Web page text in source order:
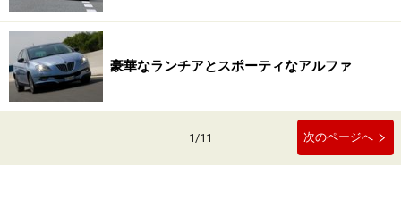
豪華なランチアとスポーティなアルファ
1/11 次のページへ